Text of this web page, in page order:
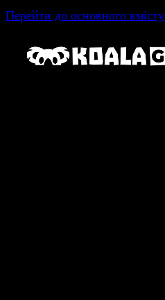
Перейти до основного вмісту